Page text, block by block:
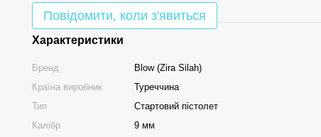
Повідомити, коли з'явиться
Характеристики
Бренд
Blow (Zira Silah)
Країна виробник
Туреччина
Тип
Стартовий пістолет
Калібр
9 мм